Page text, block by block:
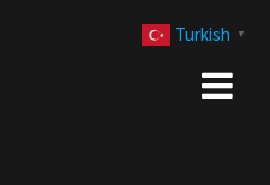
Turkish ▼